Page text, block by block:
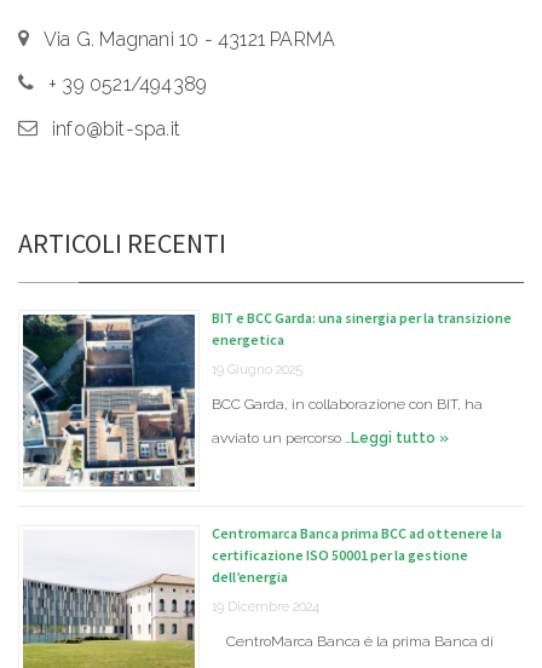
Via G. Magnani 10 - 43121 PARMA
+ 39 0521/494389
info@bit-spa.it
ARTICOLI RECENTI
BIT e BCC Garda: una sinergia per la transizione
energetica
19 Giugno 2025
BCC Garda, in collaborazione con BIT, ha
avviato un percorso …Leggi tutto »
Centromarca Banca prima BCC ad ottenere la
certificazione ISO 50001 per la gestione
dell’energia
19 Dicembre 2024
CentroMarca Banca è la prima Banca di